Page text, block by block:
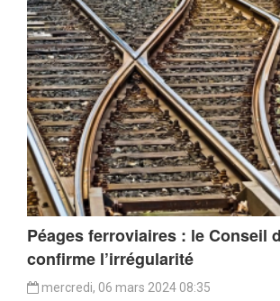
Péages ferroviaires : le Conseil
confirme l’irrégularité
mercredi, 06 mars 2024 08:35